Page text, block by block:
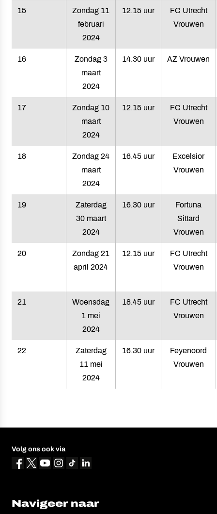
15
Zondag 11
februari
2024
12.15 uur
FC Utrecht
Vrouwen
16
Zondag 3
maart
2024
14.30 uur AZ Vrouwen
17
Zondag 10
maart
2024
12.15 uur
FC Utrecht
Vrouwen
18
Zondag 24
maart
2024
16.45 uur
Excelsior
Vrouwen
19
Zaterdag
30 maart
2024
16.30 uur
Fortuna
Sittard
Vrouwen
20
Zondag 21
april 2024
12.15 uur
FC Utrecht
Vrouwen
21
Woensdag
1 mei
2024
18.45 uur
FC Utrecht
Vrouwen
22
Zaterdag
11 mei
2024
16.30 uur
Feyenoord
Vrouwen
Volg ons ook via
Navigeer naar